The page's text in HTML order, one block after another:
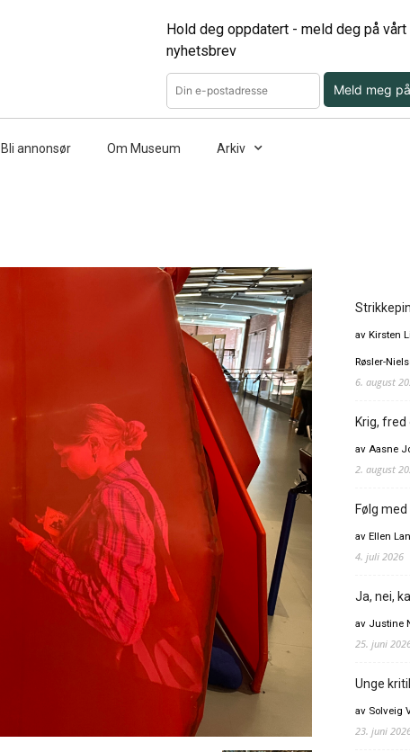
Hold deg oppdatert - meld deg på vårt
nyhetsbrev
Meld meg på
Bli annonsør Om Museum Arkiv
av Kirsten
Røsler-
6. august
Krig, fred
av Aasne
2. august
Følg
av Ellen
4. juli 2026
Ja, nei,
av Justine
25. juni
Unge
av Solveig
23. juni